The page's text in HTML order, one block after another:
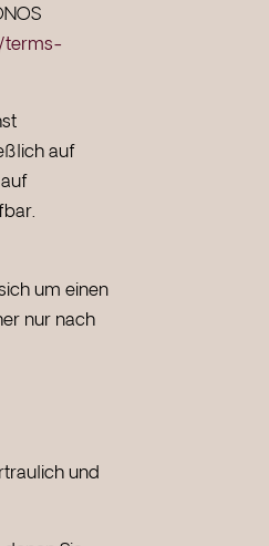
terms-
auf
um einen
nur nach
und